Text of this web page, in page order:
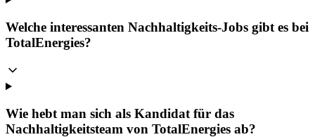
Welche interessanten Nachhaltigkeits-Jobs gibt es bei
TotalEnergies?
Wie hebt man sich als Kandidat für das
Nachhaltigkeitsteam von TotalEnergies ab?